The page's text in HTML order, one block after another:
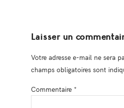
Laisser un
Votre adresse e-mail ne sera
champs obligatoires sont
Commentaire *